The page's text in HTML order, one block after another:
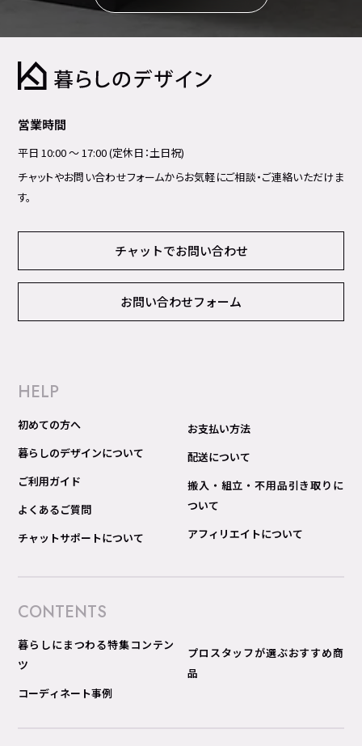
営業時間
平日 10:00 ～ 17:00 (定休日：土日祝)
チャットやお問い合わせフォームからお気軽にご相談・ご連絡いただけま
す。
チャットでお問い合わせ
お問い合わせフォーム
HELP
初めての方へ
暮らしのデザインについて
ご利用ガイド
よくあるご質問
チャットサポートについて
お支払い方法
配送について
搬入・組立・不用品引き取りに
ついて
アフィリエイトについて
CONTENTS
暮らしにまつわる特集コンテン
ツ
コーディネート事例
プロスタッフが選ぶおすすめ商
品